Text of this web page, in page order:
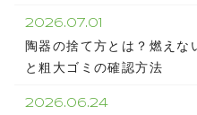
2026.07.01
陶器の捨て方とは？燃えな
と粗大ゴミの確認方法
2026.06.24